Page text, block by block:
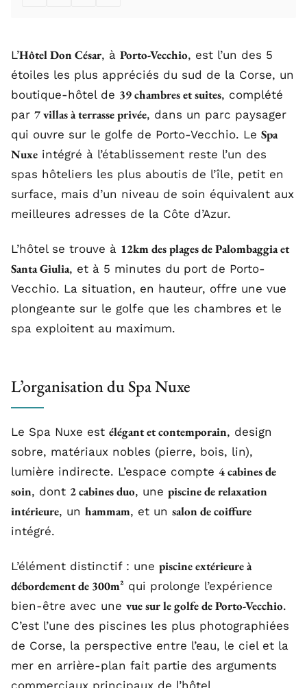
L’Hôtel Don César, à Porto-Vecchio, est l’un des 5
étoiles les plus appréciés du sud de la Corse, un
boutique-hôtel de 39 chambres et suites, complété
par 7 villas à terrasse privée, dans un parc paysager
qui ouvre sur le golfe de Porto-Vecchio. Le Spa
Nuxe intégré à l’établissement reste l’un des
spas hôteliers les plus aboutis de l’île, petit en
surface, mais d’un niveau de soin équivalent aux
meilleures adresses de la Côte d’Azur.
L’hôtel se trouve à 12km des plages de Palombaggia et
Santa Giulia, et à 5 minutes du port de Porto-
Vecchio. La situation, en hauteur, offre une vue
plongeante sur le golfe que les chambres et le
spa exploitent au maximum.
L’organisation du Spa Nuxe
Le Spa Nuxe est élégant et contemporain, design
sobre, matériaux nobles (pierre, bois, lin),
lumière indirecte. L’espace compte 4 cabines de
soin, dont 2 cabines duo, une piscine de relaxation
intérieure, un hammam, et un salon de coiffure
intégré.
L’élément distinctif : une piscine extérieure à
débordement de 300m² qui prolonge l’expérience
bien-être avec une vue sur le golfe de Porto-Vecchio.
C’est l’une des piscines les plus photographiées
de Corse, la perspective entre l’eau, le ciel et la
mer en arrière-plan fait partie des arguments
commerciaux principaux de l’hôtel.